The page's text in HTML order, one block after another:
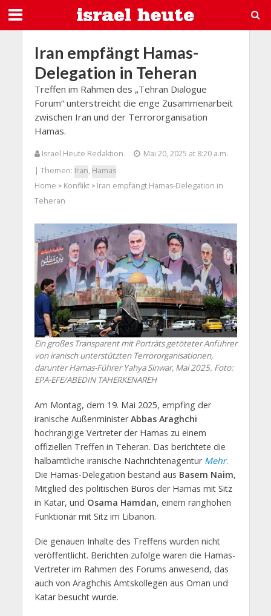
Iran empfängt Hamas-
Delegation in Teheran
Treffen im Rahmen des „Tehran Dialogue
Forum“ unterstreicht die enge Zusammenarbeit
zwischen Iran und der Terrororganisation
Hamas.
Israel Heute Redaktion
Mai 20, 2025 at 8:20 a.m.
| Themen: Iran, Hamas
Home > Konflikt> Iran empfängt Hamas-Delegation in
Teheran
Ein großes Transparent mit Porträts getöteter Anführer
von iranisch unterstützten Terrororganisationen,
darunter Hamas-Führer Yahya Sinwar, Mai 2025. Foto:
EPA-EFE/ABEDIN TAHERKENAREH
Am Montag, dem 19. Mai 2025, empfing der
iranische AußenministerAbbas Araghchi
hochrangige Vertreter der Hamas zu einem
offiziellen Treffen in Teheran. Das berichtete die
halbamtliche iranische Nachrichtenagentur Mehr.
Die Hamas-Delegation bestand aus Basem Naim,
Mitglied des politischen Büros der Hamas mit Sitz
in Katar, und Osama Hamdan, einem ranghohen
Funktionär mit Sitz im Libanon.
Die genauen Inhalte des Treffens wurden nicht
veröffentlicht. Berichten zufolge waren die Hamas-
Vertreter im Rahmen des Forums anwesend, das
auch von Araghchis Amtskollegen aus Oman und
Katar besucht wurde.